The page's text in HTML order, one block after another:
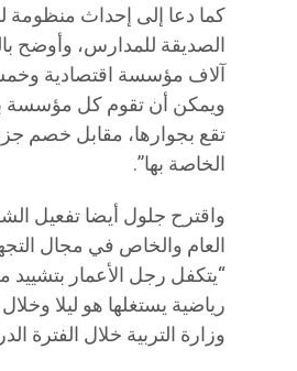
كما دعا إلى إحداث منظومة
الصديقة للمدارس، وأوضح
آلاف مؤسسة اقتصادية
ويمكن أن تقوم كل مؤسسة
تقع بجوارها، مقابل خصم
الخاصة بها”.
واقترح جلول أيضا تفعيل
العام والخاص في مجال
“يتكفل رجل الأعمار بتشييد
رياضية يستغلھا هو ليلا
وزارة التربية خلال الفترة